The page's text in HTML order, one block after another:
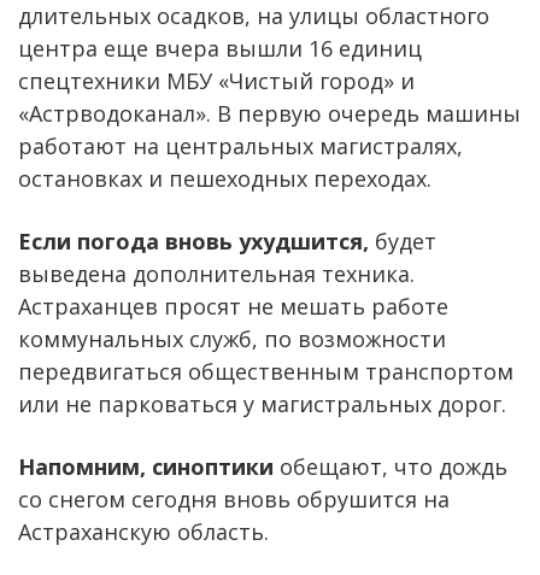
длительных осадков, на улицы областного
центра еще вчера вышли 16 единиц
спецтехники МБУ «Чистый город» и
«Астрводоканал». В первую очередь машины
работают на центральных магистралях,
остановках и пешеходных переходах.
Если погода вновь ухудшится, будет
выведена дополнительная техника.
Астраханцев просят не мешать работе
коммунальных служб, по возможности
передвигаться общественным транспортом
или не парковаться у магистральных дорог.
Напомним, синоптики обещают, что дождь
со снегом сегодня вновь обрушится на
Астраханскую область.